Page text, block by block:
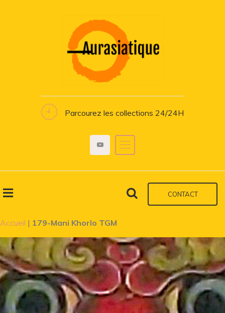
Parcourez les collections 24/24H
CONTACT
Accueil | 179-Mani Khorlo TGM